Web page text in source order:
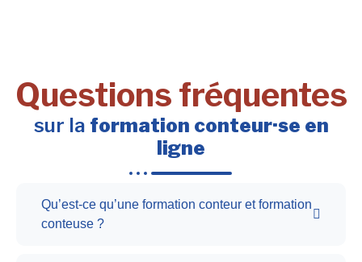
Questions fréquentes
sur la formation conteur·se en
ligne
Qu’est-ce qu’une formation conteur et formation
conteuse ?